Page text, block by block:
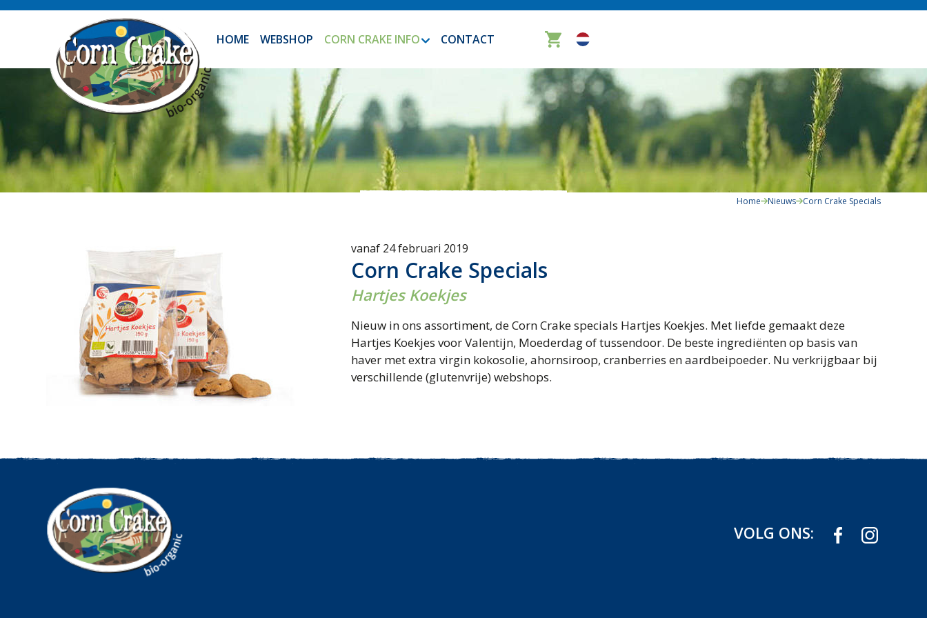
HOME WEBSHOP CORN CRAKE INFO CONTACT
Home Nieuws Corn Crake Specials
vanaf 24 februari 2019
Corn Crake Specials
Hartjes Koekjes
Nieuw in ons assortiment, de Corn Crake specials Hartjes Koekjes. Met liefde gemaakt deze
Hartjes Koekjes voor Valentijn, Moederdag of tussendoor. De beste ingrediënten op basis van
haver met extra virgin kokosolie, ahornsiroop, cranberries en aardbeipoeder. Nu verkrijgbaar bij
verschillende (glutenvrije) webshops.
VOLG ONS: